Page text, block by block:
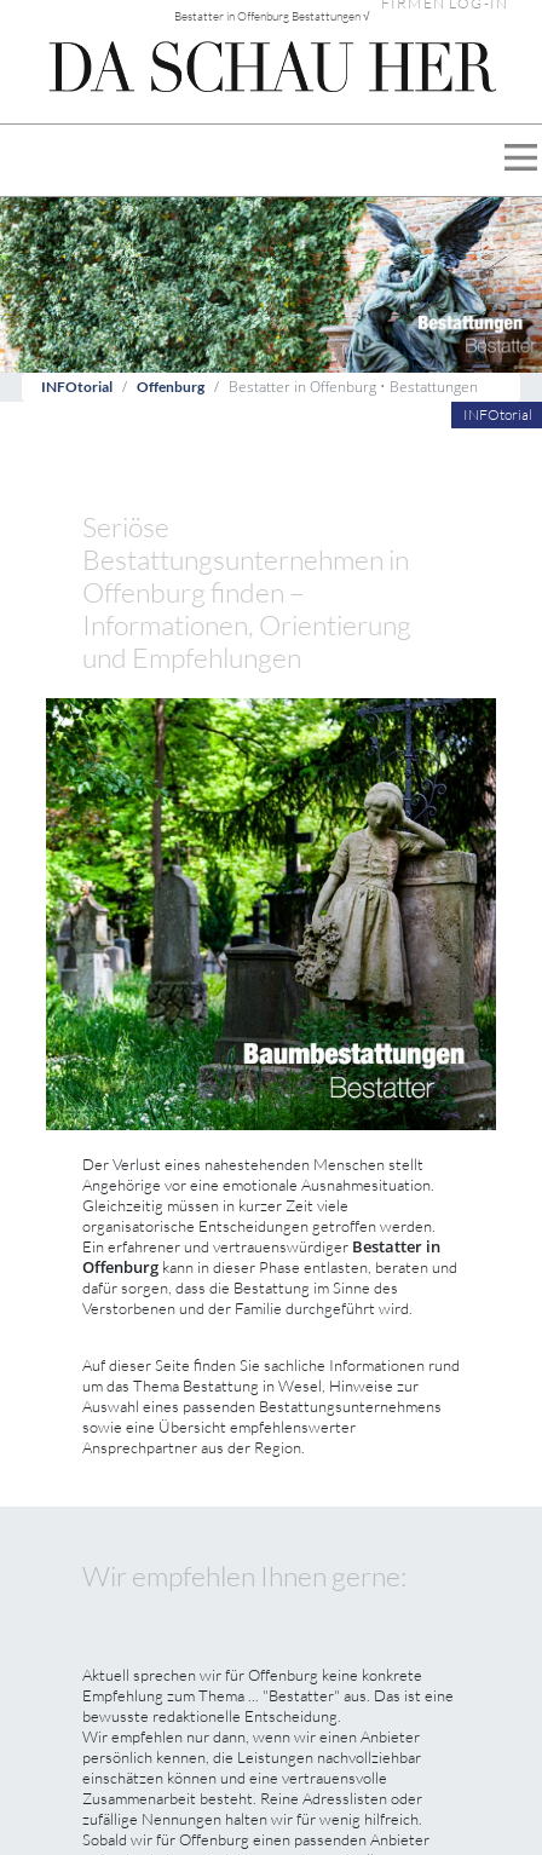
Bestatter in Offenburg Bestattungen √
INFOtorial Offenburg
Bestatter in Offenburg • Bestattungen
INFOtorial
Seriöse
Bestattungsunternehmen in
Offenburg finden –
Informationen, Orientierung
und Empfehlungen
Der Verlust eines nahestehenden Menschen stellt
Angehörige vor eine emotionale Ausnahmesituation.
Gleichzeitig müssen in kurzer Zeit viele
organisatorische Entscheidungen getroffen werden.
Ein erfahrener und vertrauenswürdiger Bestatter in
Offenburg kann in dieser Phase entlasten, beraten und
dafür sorgen, dass die Bestattung im Sinne des
Verstorbenen und der Familie durchgeführt wird.
Auf dieser Seite finden Sie sachliche Informationen rund
um das Thema Bestattung in Wesel, Hinweise zur
Auswahl eines passenden Bestattungsunternehmens
sowie eine Übersicht empfehlenswerter
Ansprechpartner aus der Region.
Wir empfehlen Ihnen gerne:
Aktuell sprechen wir für Offenburg keine konkrete
Empfehlung zum Thema ... "Bestatter" aus. Das ist eine
bewusste redaktionelle Entscheidung.
Wir empfehlen nur dann, wenn wir einen Anbieter
persönlich kennen, die Leistungen nachvollziehbar
einschätzen können und eine vertrauensvolle
Zusammenarbeit besteht. Reine Adresslisten oder
zufällige Nennungen halten wir für wenig hilfreich.
Sobald wir für Offenburg einen passenden Anbieter